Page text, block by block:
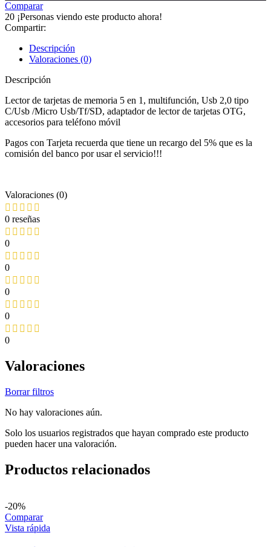
Comparar
20 ¡Personas viendo este producto ahora!
Compartir:
Descripción
Valoraciones (0)
Descripción
Lector de tarjetas de memoria 5 en 1, multifunción, Usb 2,0 tipo
C/Usb /Micro Usb/Tf/SD, adaptador de lector de tarjetas OTG,
accesorios para teléfono móvil
Pagos con Tarjeta recuerda que tiene un recargo del 5% que es la
comisión del banco por usar el servicio!!!
Valoraciones (0)
0 reseñas
0
0
0
0
0
Valoraciones
Borrar filtros
No hay valoraciones aún.
Solo los usuarios registrados que hayan comprado este producto
pueden hacer una valoración.
Productos relacionados
-20%
Comparar
Vista rápida